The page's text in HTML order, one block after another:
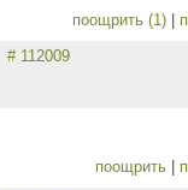
поощрить (1)
# 112009
поощрить